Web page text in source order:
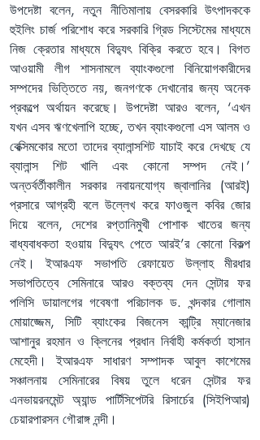
উপদেষ্টা বলেন, নতুন নীতিমালায় বেসরকারি উৎপাদককে
হুইলিং চার্জ পরিশোধ করে সরকারি গ্রিড সিস্টেমের মাধ্যমে
নিজ ক্রেতার মাধ্যমে বিদ্যুৎ বিক্রি করতে হবে। বিগত
আওয়ামী লীগ শাসনামলে ব্যাংকগুলো বিনিয়োগকারীদের
সম্পদের ভিত্তিতে নয়, জনগণকে দেখানোর জন্য অনেক
প্রকল্পে অর্থায়ন করেছে। উপদেষ্টা আরও বলেন, ‘এখন
যখন এসব ঋণখেলাপি হচ্ছে, তখন ব্যাংকগুলো এস আলম ও
বেক্সিমকোর মতো তাদের ব্যালান্সশিট যাচাই করে দেখছে যে
ব্যালান্স শিট খালি এবং কোনো সম্পদ নেই।’
অন্তর্বর্তীকালীন সরকার নবায়নযোগ্য জ্বালানির (আরই)
প্রসারে আগ্রহী বলে উল্লেখ করে ফাওজুল কবির জোর
দিয়ে বলেন, দেশের রপ্তানিমুখী পোশাক খাতের জন্য
বাধ্যবাধকতা হওয়ায় বিদ্যুৎ পেতে আরই’র কোনো বিকল্প
নেই। ইআরএফ সভাপতি রেফায়েত উল্লাহ মীরধার
সভাপতিত্বে সেমিনারে আরও বক্তব্য দেন সেন্টার ফর
পলিসি ডায়ালগের গবেষণা পরিচালক ড. খন্দকার গোলাম
মোয়াজ্জেম, সিটি ব্যাংকের বিজনেস কান্ট্রি ম্যানেজার
আশানুর রহমান ও ক্লিনের প্রধান নির্বাহী কর্মকর্তা হাসান
মেহেদী। ইআরএফ সাধারণ সম্পাদক আবুল কাশেমের
সঞ্চালনায় সেমিনারের বিষয় তুলে ধরেন সেন্টার ফর
এনভায়রনমেন্ট অ্যান্ড পার্টিসিপেটরি রিসার্চের (সিইপিআর)
চেয়ারপারসন গৌরাঙ্গ নন্দী।